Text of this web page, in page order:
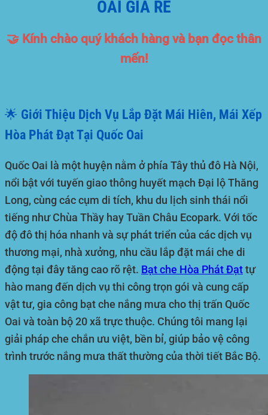
OAI GIÁ RẺ
🤝 Kính chào quý khách hàng và bạn đọc thân
mến!
🌟 Giới Thiệu Dịch Vụ Lắp Đặt Mái Hiên, Mái Xếp
Hòa Phát Đạt Tại Quốc Oai
Quốc Oai là một huyện nằm ở phía Tây thủ đô Hà Nội,
nổi bật với tuyến giao thông huyết mạch Đại lộ Thăng
Long, cùng các cụm di tích, khu du lịch sinh thái nổi
tiếng như Chùa Thầy hay Tuần Châu Ecopark. Với tốc
độ đô thị hóa nhanh và sự phát triển của các dịch vụ
thương mại, nhà xưởng, nhu cầu lắp đặt mái che di
động tại đây tăng cao rõ rệt. Bạt che Hòa Phát Đạttự
hào mang đến dịch vụ thi công trọn gói và cung cấp
vật tư, gia công bạt che nắng mưa cho thị trấn Quốc
Oai và toàn bộ 20 xã trực thuộc. Chúng tôi mang lại
giải pháp che chắn ưu việt, bền bỉ, giúp bảo vệ công
trình trước nắng mưa thất thường của thời tiết Bắc Bộ.